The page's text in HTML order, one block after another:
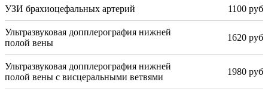
УЗИ брахиоцефальных артерий 1100 руб
Ультразвуковая допплерография нижней
полой вены
1620 руб
Ультразвуковая допплерография нижней
полой вены с висцеральными ветвями
1980 руб